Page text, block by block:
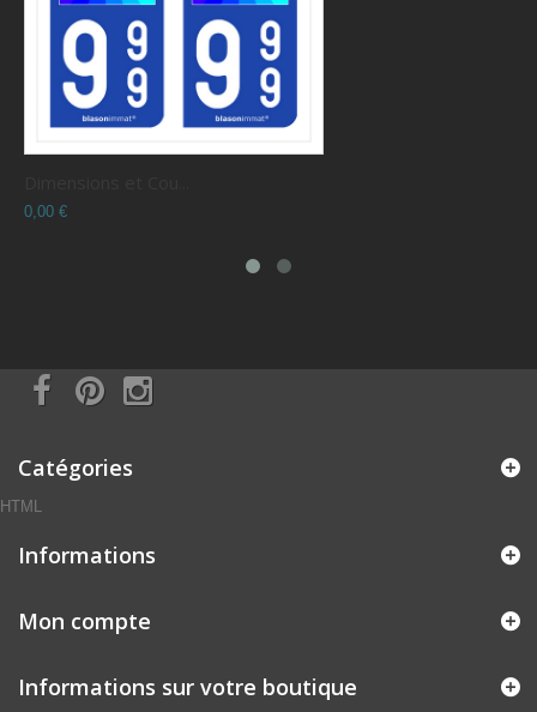
0,00 €
Catégories
HTML
Informations
Mon compte
Informations sur votre boutique